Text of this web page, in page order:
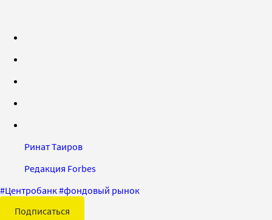
Ринат Таиров
Редакция Forbes
#Центробанк#фондовый рынок
Подписаться